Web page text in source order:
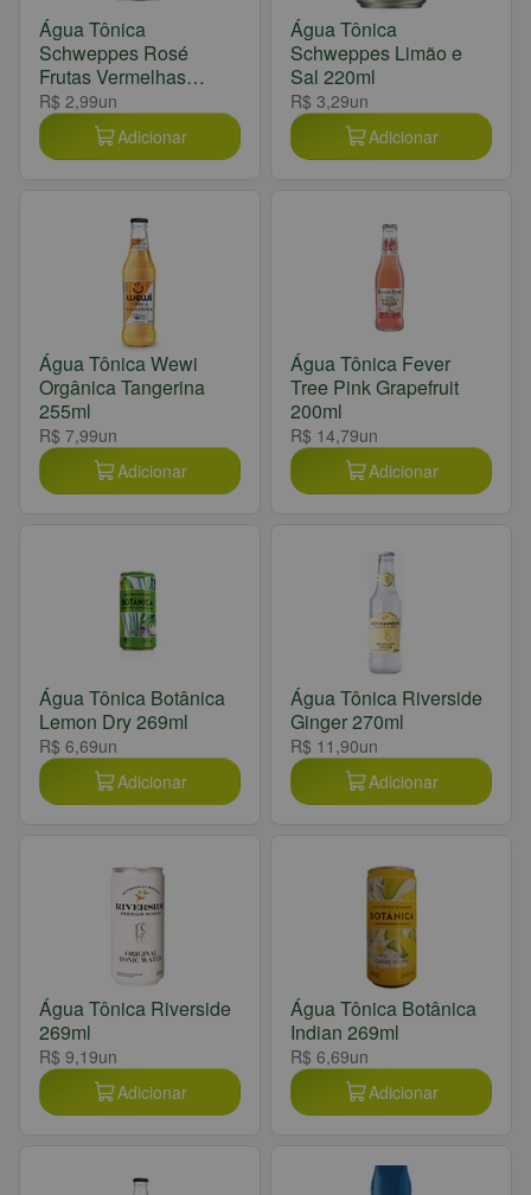
Água Tônica
Schweppes Rosé
Frutas Vermelhas
220ml
R$ 2,99un
Adicionar
Água Tônica
Schweppes Limão e
Sal 220ml
R$ 3,29un
Adicionar
Água Tônica Wewi
Orgânica Tangerina
255ml
R$ 7,99un
Adicionar
Água Tônica Fever
Tree Pink Grapefruit
200ml
R$ 14,79un
Adicionar
Água Tônica Botânica
Lemon Dry 269ml
R$ 6,69un
Adicionar
Água Tônica Riverside
Ginger 270ml
R$ 11,90un
Adicionar
Água Tônica Riverside
269ml
R$ 9,19un
Adicionar
Água Tônica Botânica
Indian 269ml
R$ 6,69un
Adicionar